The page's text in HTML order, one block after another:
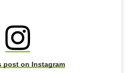
post on Instagram